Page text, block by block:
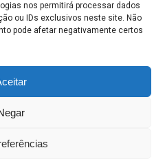
nos permitirá processar dados
ou IDs exclusivos neste site. Não
pode afetar negativamente certos
MUNICIPAL - Avenida